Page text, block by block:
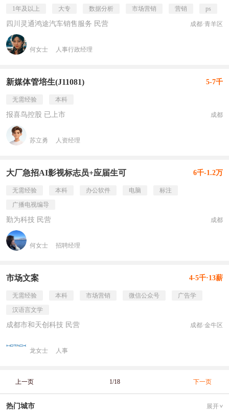
1年及以上 大专 数据分析 市场营销 营销 ps
四川灵通鸿途汽车销售服务 民营 成都·青羊区
何女士 人事行政经理
新媒体管培生(J11081) 5-7千
无需经验 本科
报喜鸟控股 已上市 成都
苏立勇 人资经理
大厂急招AI影视标志员+应届生可 6千-1.2万
无需经验 本科 办公软件 电脑
标注
广播电视编导
勤为科技 民营 成都
何女士 招聘经理
市场文案 4-5千·13薪
无需经验 本科 市场营销 微信公众号
广告学
汉语言文学
成都市和天创科技 民营 成都·金牛区
龙女士 人事
上一页 1/18 下一页
热门城市 展开